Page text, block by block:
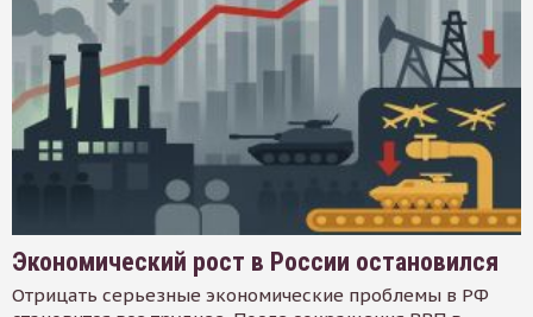
Экономический рост в России остановился
Отрицать серьезные экономические проблемы в РФ